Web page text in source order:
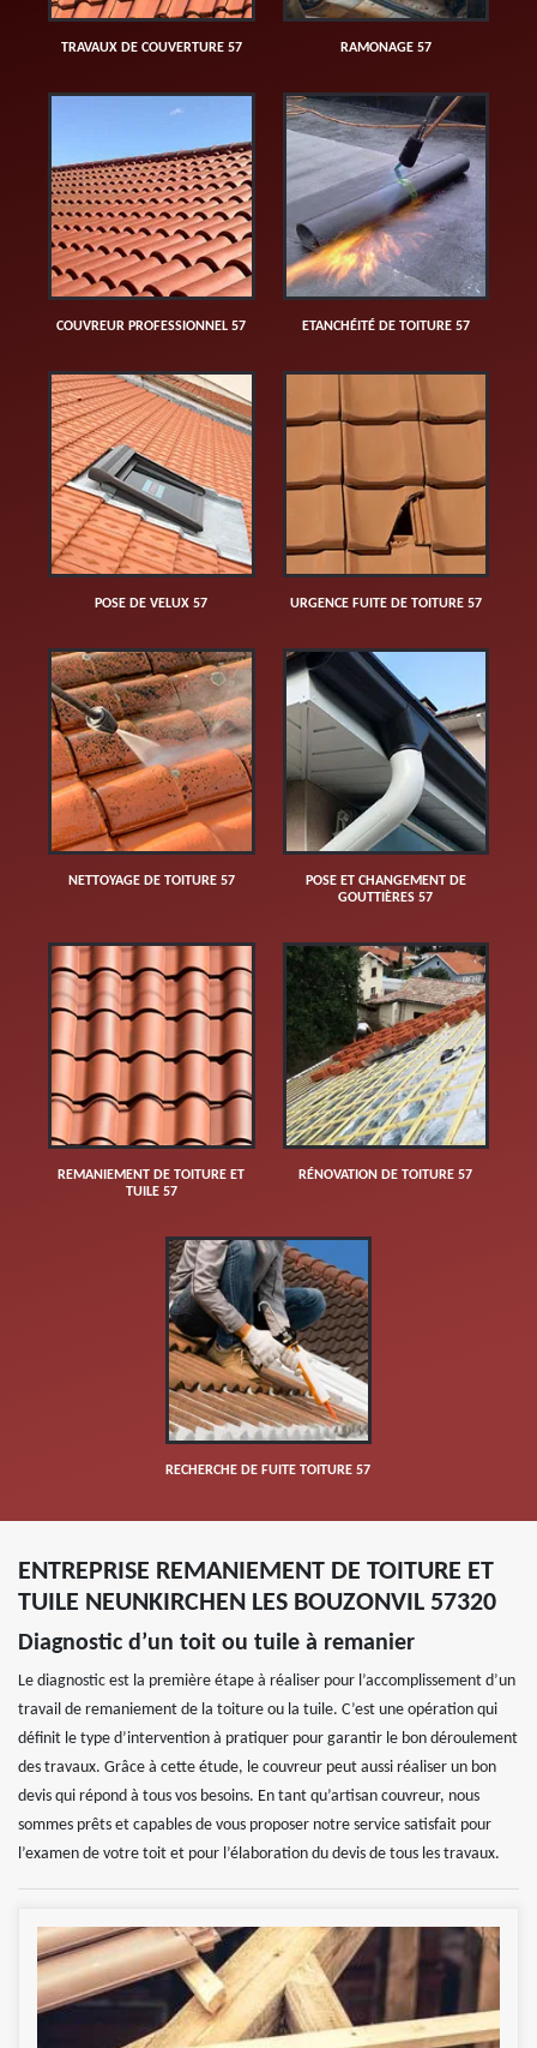
TRAVAUX DE COUVERTURE 57 RAMONAGE 57
COUVREUR PROFESSIONNEL 57 ETANCHÉITÉ DE TOITURE 57
POSE DE VELUX 57 URGENCE FUITE DE TOITURE 57
NETTOYAGE DE TOITURE 57
POSE ET CHANGEMENT DE
GOUTTIÈRES 57
REMANIEMENT DE TOITURE ET
TUILE 57
RÉNOVATION DE TOITURE 57
RECHERCHE DE FUITE TOITURE 57
ENTREPRISE REMANIEMENT DE TOITURE ET
TUILE NEUNKIRCHEN LES BOUZONVIL 57320
Diagnostic d’un toit ou tuile à remanier
Le diagnostic est la première étape à réaliser pour l’accomplissement d’un
travail de remaniement de la toiture ou la tuile. C’est une opération qui
définit le type d’intervention à pratiquer pour garantir le bon déroulement
des travaux. Grâce à cette étude, le couvreur peut aussi réaliser un bon
devis qui répond à tous vos besoins. En tant qu’artisan couvreur, nous
sommes prêts et capables de vous proposer notre service satisfait pour
l’examen de votre toit et pour l’élaboration du devis de tous les travaux.